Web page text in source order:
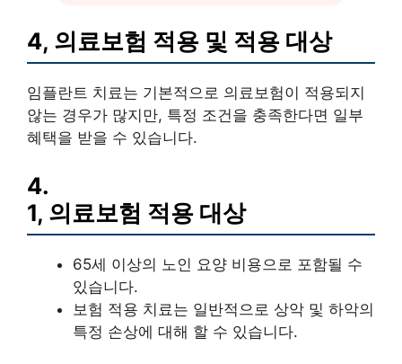
4, 의료보험 적용 및 적용 대상
임플란트 치료는 기본적으로 의료보험이 적용되지
않는 경우가 많지만, 특정 조건을 충족한다면 일부
혜택을 받을 수 있습니다.
4.
1, 의료보험 적용 대상
65세 이상의 노인 요양 비용으로 포함될 수
있습니다.
보험 적용 치료는 일반적으로 상악 및 하악의
특정 손상에 대해 할 수 있습니다.